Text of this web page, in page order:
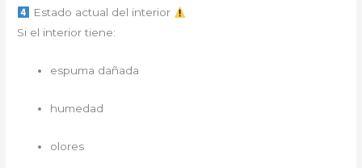
Estado actual del interior
Si el interior tiene:
espuma dañada
humedad
olores